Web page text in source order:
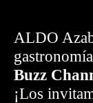
ALDO
Buzz
¡Los